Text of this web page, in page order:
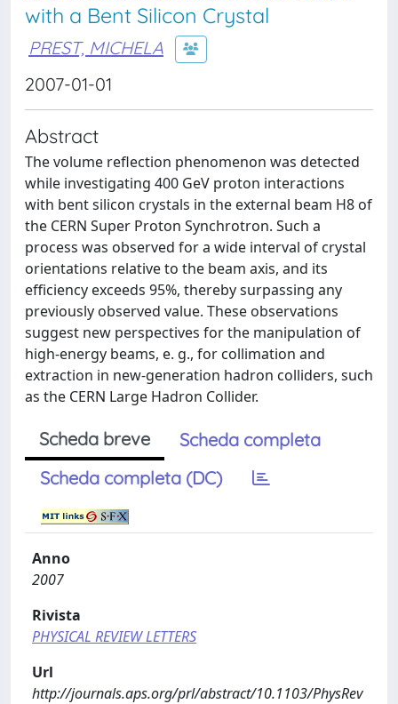
with a Bent Silicon Crystal
PREST, MICHELA
2007-01-01
Abstract
The volume reflection phenomenon was detected
while investigating 400 GeV proton interactions
with bent silicon crystals in the external beam H8 of
the CERN Super Proton Synchrotron. Such a
process was observed for a wide interval of crystal
orientations relative to the beam axis, and its
efficiency exceeds 95%, thereby surpassing any
previously observed value. These observations
suggest new perspectives for the manipulation of
high-energy beams, e. g., for collimation and
extraction in new-generation hadron colliders, such
as the CERN Large Hadron Collider.
Scheda breve
Scheda completa
Scheda completa (DC)
Anno
2007
Rivista
PHYSICAL REVIEW LETTERS
Url
http://journals.aps.org/prl/abstract/10.1103/PhysRev